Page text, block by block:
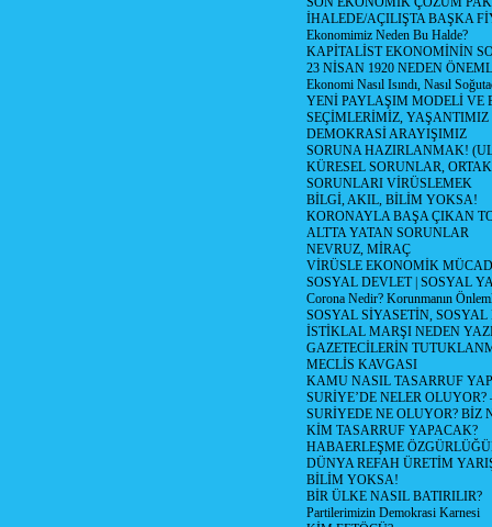
İHALEDE/AÇILIŞTA BAŞKA
Ekonomimiz Neden Bu Halde?
KAPİTALİST EKONOMİNİN
23 NİSAN 1920 NEDEN
Ekonomi Nasıl Isındı, Nasıl
YENİ PAYLAŞIM MODELİ VE
SEÇİMLERİMİZ, YAŞANTIMIZ
DEMOKRASİ ARAYIŞIMIZ
SORUNA HAZIRLANMAK!
KÜRESEL SORUNLAR,
SORUNLARI VİRÜSLEMEK
BİLGİ, AKIL, BİLİM YOKSA!
KORONAYLA BAŞA ÇIKAN
ALTTA YATAN SORUNLAR
NEVRUZ, MİRAÇ
VİRÜSLE EKONOMİK
SOSYAL DEVLET | SOSYAL
Corona Nedir? Korunmanın
SOSYAL SİYASETİN,
İSTİKLAL MARŞI NEDEN
GAZETECİLERİN
MECLİS KAVGASI
KAMU NASIL TASARRUF
SURİYE’DE NELER OLUYOR?
SURİYEDE NE OLUYOR? BİZ
KİM TASARRUF YAPACAK?
HABAERLEŞME
DÜNYA REFAH ÜRETİM
BİLİM YOKSA!
BİR ÜLKE NASIL BATIRILIR?
Partilerimizin Demokrasi Karnesi